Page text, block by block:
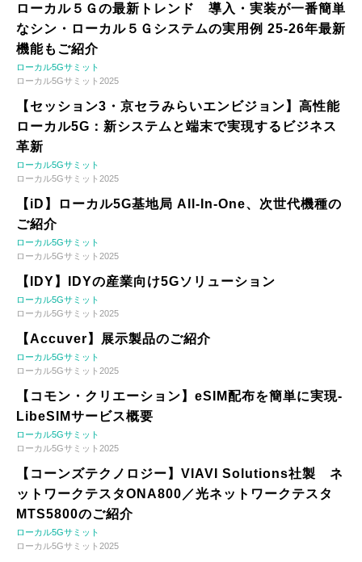
ローカル５Ｇの最新トレンド 導入・実装が一番簡単
なシン・ローカル５Ｇシステムの実用例 25-26年最新
機能もご紹介
ローカル5Gサミット
ローカル5Gサミット2025
【セッション3・京セラみらいエンビジョン】高性能
ローカル5G：新システムと端末で実現するビジネス
革新
ローカル5Gサミット
ローカル5Gサミット2025
【iD】ローカル5G基地局 All-In-One、次世代機種の
ご紹介
ローカル5Gサミット
ローカル5Gサミット2025
【IDY】IDYの産業向け5Gソリューション
ローカル5Gサミット
ローカル5Gサミット2025
【Accuver】展示製品のご紹介
ローカル5Gサミット
ローカル5Gサミット2025
【コモン・クリエーション】eSIM配布を簡単に実現-
LibeSIMサービス概要
ローカル5Gサミット
ローカル5Gサミット2025
【コーンズテクノロジー】VIAVI Solutions社製 ネ
ットワークテスタONA800／光ネットワークテスタ
MTS5800のご紹介
ローカル5Gサミット
ローカル5Gサミット2025